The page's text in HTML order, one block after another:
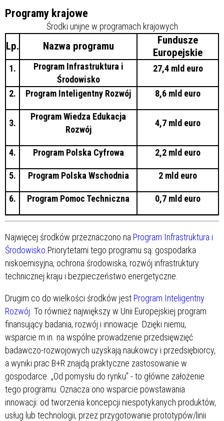
Programy krajowe
Środki unijne w programach krajowych
Lp. Nazwa programu
Fundusze
Europejskie
1.
Program Infrastruktura i
Środowisko
27,4 mld euro
2. Program Inteligentny Rozwój 8,6 mld euro
3.
Program Wiedza Edukacja
Rozwój
4,7 mld euro
4. Program Polska Cyfrowa 2,2 mld euro
5. Program Polska Wschodnia 2 mld euro
6. Program Pomoc Techniczna 0,7 mld euro
Najwięcej środków przeznaczono na Program Infrastruktura i
Środowisko .Priorytetami tego programu są: gospodarka
niskoemisyjna, ochrona środowiska, rozwój infrastruktury
technicznej kraju i bezpieczeństwo energetyczne.
Drugim co do wielkości środków jest Program Inteligentny
Rozwój . To również największy w Unii Europejskiej program
finansujący badania, rozwój i innowacje. Dzięki niemu,
wsparcie m.in. na wspólne prowadzenie przedsięwzięć
badawczo-rozwojowych uzyskają naukowcy i przedsiębiorcy,
a wyniki prac B+R znajdą praktyczne zastosowanie w
gospodarce. „Od pomysłu do rynku” - to główne założenie
tego programu. Oznacza ono wsparcie powstawania
innowacji: od tworzenia koncepcji niespotykanych produktów,
usług lub technologii, przez przygotowanie prototypów/linii